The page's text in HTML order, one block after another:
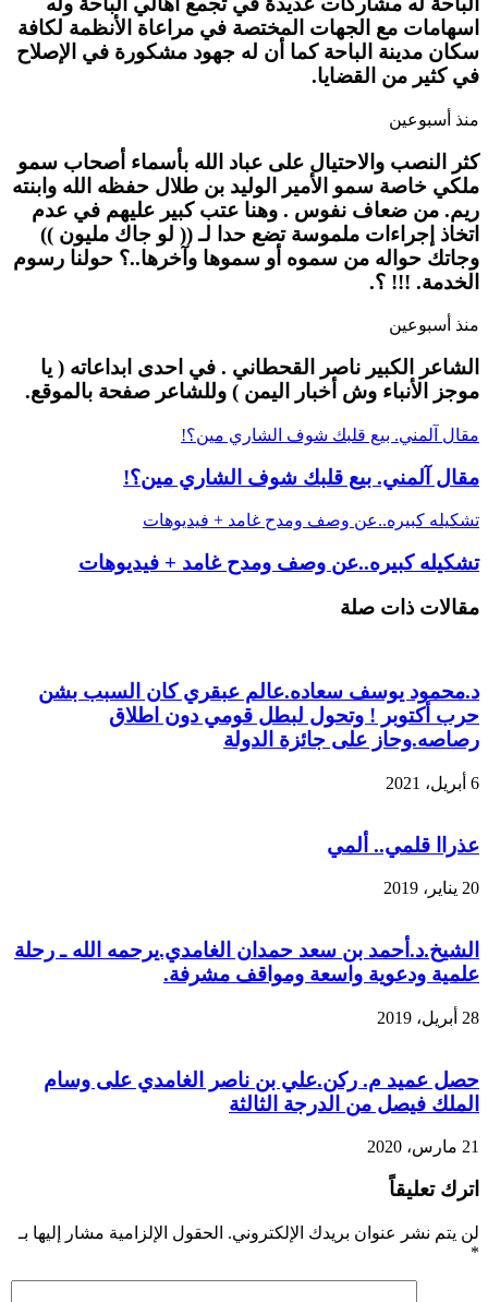
اسهامات مع الجهات المختصة في مراعاة الأنظمة لكافة
سكان مدينة الباحة كما أن له جهود مشكورة في الإصلاح
في كثير من القضايا.
منذ أسبوعين
كثر النصب والاحتيال على عباد الله بأسماء أصحاب سمو
ملكي خاصة سمو الأمير الوليد بن طلال حفظه الله وابنته
ريم. من ضعاف نفوس . وهنا عتب كبير عليهم في عدم
اتخاذ إجراءات ملموسة تضع حدا لـ (( لو جاك مليون ))
وجاتك حواله من سموه أو سموها وآخرها..؟ حولنا رسوم
الخدمة. !!! ؟.
منذ أسبوعين
الشاعر الكبير ناصر القحطاني . في احدى ابداعاته ( يا
موجز الأنباء وش أخبار اليمن ) وللشاعر صفحة بالموقع.
مقال آلمني. بيع قلبك شوف الشاري مين؟!
مقال آلمني. بيع قلبك شوف الشاري مين؟!
تشكيله كبيره..عن وصف ومدح غامد + فيديوهات
تشكيله كبيره..عن وصف ومدح غامد + فيديوهات
مقالات ذات صلة
د.محمود يوسف سعاده.عالم عبقري كان السبب بشن
حرب أكتوبر ! وتحول لبطل قومي دون اطلاق
رصاصه.وحاز على جائزة الدولة
6 أبريل، 2021
عذراا قلمي.. ألمي
20 يناير، 2019
الشيخ.د.أحمد بن سعد حمدان الغامدي.يرحمه الله ـ رحلة
علمية ودعوية واسعة ومواقف مشرفة.
28 أبريل، 2019
حصل عميد م. ركن.علي بن ناصر الغامدي على وسام
الملك فيصل من الدرجة الثالثة
21 مارس، 2020
اترك تعليقاً
لن يتم نشر عنوان بريدك الإلكتروني. الحقول الإلزامية مشار إليها بـ
*